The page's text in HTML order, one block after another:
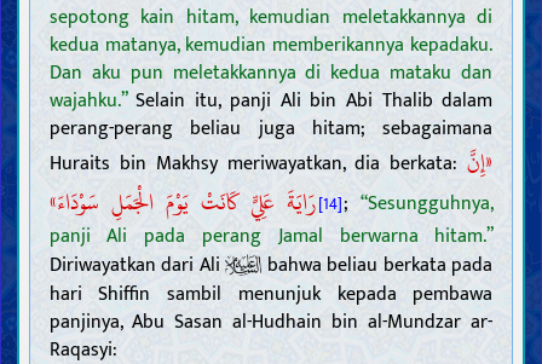
sepotong kain hitam, kemudian meletakkannya di
kedua matanya, kemudian memberikannya kepadaku.
Dan aku pun meletakkannya di kedua mataku dan
wajahku.”Selain itu, panji Ali bin Abi Thalib dalam
perang-perang beliau juga hitam; sebagaimana
Huraits bin Makhsy meriwayatkan, dia berkata:«إِنَّ
رَايَةَ عَلِيٍّ كَانَتْ يَوْمَ الْجَمَلِ سَوْدَاءَ»[14]; “Sesungguhnya,
panji Ali pada perang Jamal berwarna hitam.”
Diriwayatkan dari Ali
bahwa beliau berkata pada
hari Shiffin sambil menunjuk kepada pembawa
panjinya, Abu Sasan al-Hudhain bin al-Mundzar ar-
Raqasyi: